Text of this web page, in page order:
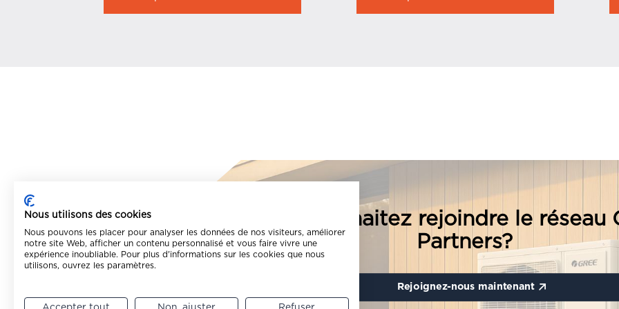
Rejoignez-nous maintenant
Vous souhaitez rejoindre le réseau
Partners?
Nous utilisons des cookies
Nous pouvons les placer pour analyser les données de nos visiteurs, améliorer
notre site Web, afficher un contenu personnalisé et vous faire vivre une
expérience inoubliable. Pour plus d'informations sur les cookies que nous
utilisons, ouvrez les paramètres.